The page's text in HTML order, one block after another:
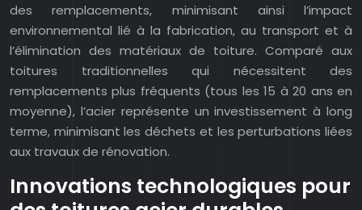
des remplacements, minimisant ainsi l’impact
environnemental lié à la fabrication, au transport et à
l’élimination des matériaux de toiture. Comparé aux
toitures traditionnelles qui nécessitent des
remplacements plus fréquents (tous les 15 à 20 ans en
moyenne), l’acier représente un investissement à long
terme, minimisant les déchets et les perturbations liées
aux travaux de rénovation.
Innovations technologiques pour